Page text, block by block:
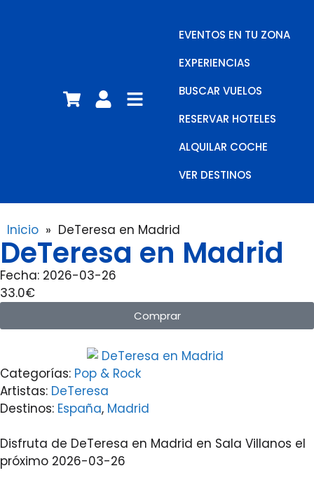
EVENTOS EN TU ZONA
EXPERIENCIAS
BUSCAR VUELOS
RESERVAR HOTELES
ALQUILAR COCHE
VER DESTINOS
Inicio » DeTeresa en Madrid
DeTeresa en Madrid
Fecha: 2026-03-26
33.0€
Comprar
Categorías: Pop & Rock
Artistas: DeTeresa
Destinos: España, Madrid
Disfruta de DeTeresa en Madrid en Sala Villanos el
próximo 2026-03-26